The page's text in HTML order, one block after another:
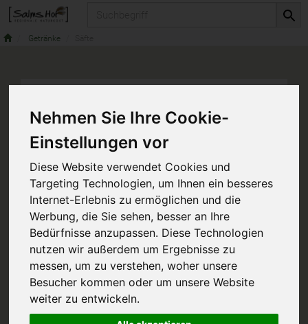
Nehmen Sie Ihre Cookie-
Einstellungen vor
Diese Website verwendet Cookies und
Targeting Technologien, um Ihnen ein besseres
Internet-Erlebnis zu ermöglichen und die
Werbung, die Sie sehen, besser an Ihre
Bedürfnisse anzupassen. Diese Technologien
nutzen wir außerdem um Ergebnisse zu
messen, um zu verstehen, woher unsere
Besucher kommen oder um unsere Website
weiter zu entwickeln.
Getränke